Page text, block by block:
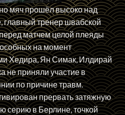
мяч прошёл высоко над
тренер швабской
матчем целой плеяды
на момент
Хедира, Ян Симак, Илдирай
не приняли участие в
по причине травм.
прервать затяжную
серию в Берлине, точкой